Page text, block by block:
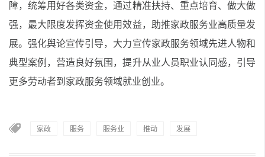
障，统筹用好各类资金，通过精准扶持、重点培育、做大做
强，最大限度发挥资金使用效益，助推家政服务业高质量发
展。强化舆论宣传引导，大力宣传家政服务领域先进人物和
典型案例，营造良好氛围，提升从业人员职业认同感，引导
更多劳动者到家政服务领域就业创业。
家政 服务 服务业 推动 发展